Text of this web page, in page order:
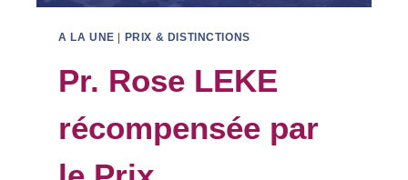
A LA UNE PRIX & DISTINCTIONS
Pr. Rose LEKE
récompensée par